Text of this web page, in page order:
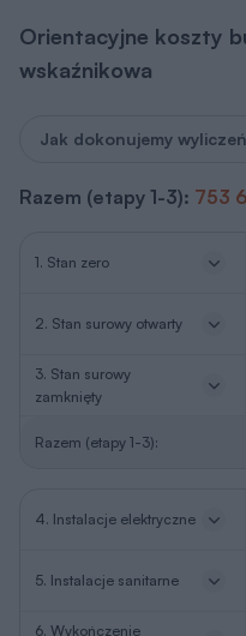
Orientacyjne koszty
wskaźnikowa
Jak dokonujemy
Razem (etapy 1-3): 753
1. Stan zero
2. Stan surowy otwarty
3. Stan surowy
zamknięty
Razem (etapy 1-3):
4. Instalacje elektryczne
5. Instalacje sanitarne
6. Wykończenie